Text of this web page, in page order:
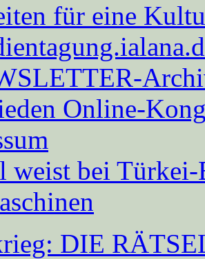
für eine
Online-
weist bei
DIE